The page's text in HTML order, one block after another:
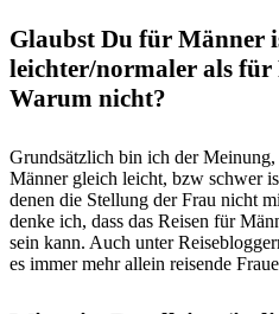
Glaubst Du für Männer
leichter/normaler als
Warum nicht?
Grundsätzlich bin ich der Meinung,
Männer gleich leicht, bzw schwer
denen die Stellung der Frau nicht
denke ich, dass das Reisen für
sein kann. Auch unter
es immer mehr allein reisende